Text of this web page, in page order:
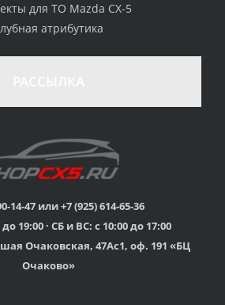
Гарантия качества
Профессиональная
консультация
мы знаем о Mazda CX-
Оперативная доставка
для ТО Mazda CX-5
атрибутика
14-47 или +7 (925) 614-65-36
19:00 · СБ и ВС: с 10:00 до 17:00
Очаковская, 47Ас1, оф. 191 «БЦ
Очаково»